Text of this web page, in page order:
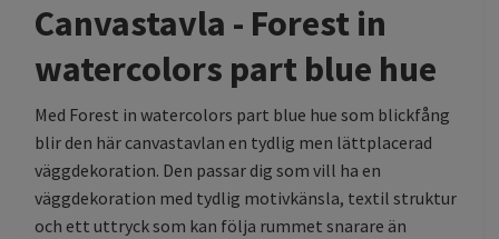
Canvastavla - Forest in
watercolors part blue hue
Med Forest in watercolors part blue hue som blickfång
blir den här canvastavlan en tydlig men lättplacerad
väggdekoration. Den passar dig som vill ha en
väggdekoration med tydlig motivkänsla, textil struktur
och ett uttryck som kan följa rummet snarare än